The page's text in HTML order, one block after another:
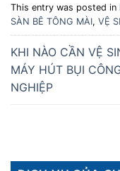
This entry was posted in
SÀN BÊ TÔNG MÀI, VỆ
KHI NÀO CẦN VỆ
MÁY HÚT BỤI
NGHIỆP